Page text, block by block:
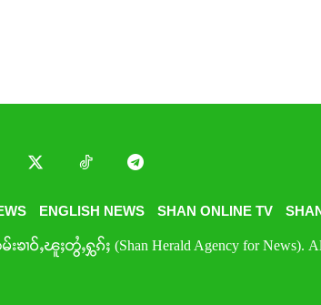
ENGLISH NEWS SHAN ONLINE TV
ၶၢဝ်ႇၽူႈတွႆႇႁွၵ်ႈ (Shan Herald Agency for News).